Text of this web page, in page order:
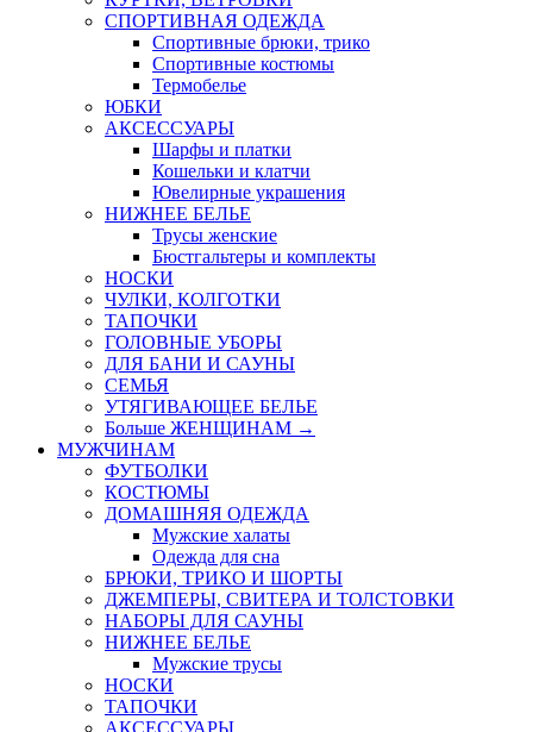
СПОРТИВНАЯ ОДЕЖДА
Спортивные брюки, трико
Спортивные костюмы
Термобелье
ЮБКИ
AКСЕССУАРЫ
Шарфы и платки
Кошельки и клатчи
Ювелирные украшения
НИЖНЕЕ БЕЛЬЕ
Трусы женские
Бюстгальтеры и комплекты
НОСКИ
ЧУЛКИ, КОЛГОТКИ
ТАПОЧКИ
ГОЛОВНЫЕ УБОРЫ
ДЛЯ БАНИ И САУНЫ
СЕМЬЯ
УТЯГИВАЮЩЕЕ БЕЛЬЕ
Больше ЖЕНЩИНАМ →
МУЖЧИНАМ
ФУТБОЛКИ
КОСТЮМЫ
ДОМАШНЯЯ ОДЕЖДА
Мужские халаты
Одежда для сна
БРЮКИ, ТРИКО И ШОРТЫ
ДЖЕМПЕРЫ, СВИТЕРА И ТОЛСТОВКИ
НАБОРЫ ДЛЯ САУНЫ
НИЖНЕЕ БЕЛЬЕ
Мужские трусы
НОСКИ
ТАПОЧКИ
АКСЕССУАРЫ